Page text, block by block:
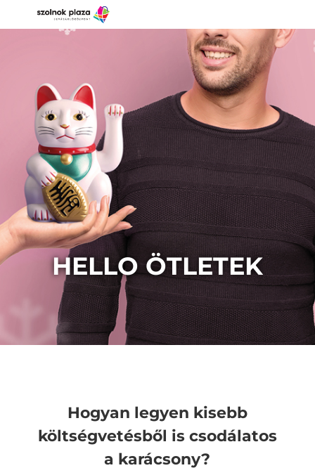
HELLO ÖTLETEK
Hogyan legyen kisebb
költségvetésből is csodálatos
a karácsony?